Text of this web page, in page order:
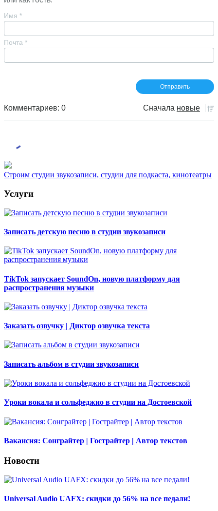
Имя *
Почта *
Комментариев: 0 Сначала новые
Строим студии звукозаписи, студии для подкаста, кинотеатры
Услуги
Записать детскую песню в студии звукозаписи
TikTok запускает SoundOn, новую платформу для
распространения музыки
Заказать озвучку | Диктор озвучка текста
Записать альбом в студии звукозаписи
Уроки вокала и сольфеджио в студии на Достоевской
Вакансия: Сонграйтер | Гострайтер | Автор текстов
Новости
Universal Audio UAFX: скидки до 56% на все педали!